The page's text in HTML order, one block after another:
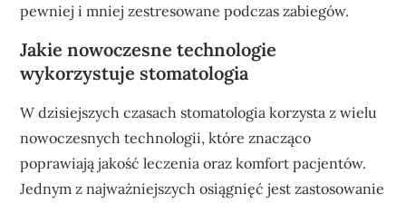
pewniej i mniej zestresowane podczas zabiegów.
Jakie nowoczesne technologie
wykorzystuje stomatologia
W dzisiejszych czasach stomatologia korzysta z wielu
nowoczesnych technologii, które znacząco
poprawiają jakość leczenia oraz komfort pacjentów.
Jednym z najważniejszych osiągnięć jest zastosowanie